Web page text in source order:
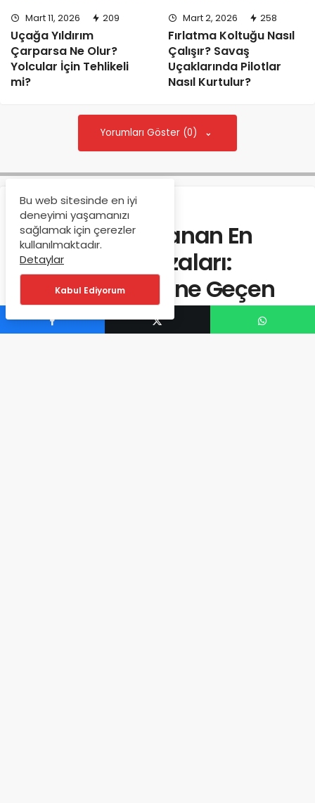
Mart 11, 2026 209
Uçağa Yıldırım
Çarparsa Ne Olur?
Yolcular İçin Tehlikeli
mi?
Mart 2, 2026 258
Fırlatma Koltuğu Nasıl
Çalışır? Savaş
Uçaklarında Pilotlar
Nasıl Kurtulur?
Yorumları Göster (0)
Anasayfa Havacılık Haberleri
Türkiye’de Yaşanan En
Büyük Uçak Kazaları:
Havacılık Tarihine Geçen
Olaylar
Bu web sitesinde en iyi
deneyimi yaşamanızı
sağlamak için çerezler
kullanılmaktadır.
Detaylar
Kabul Ediyorum